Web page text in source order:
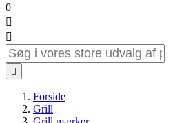
0



Forside
Grill